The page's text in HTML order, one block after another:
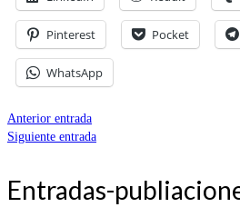
Pinterest Pocket
WhatsApp
Anterior entrada
Siguiente entrada
Entradas-